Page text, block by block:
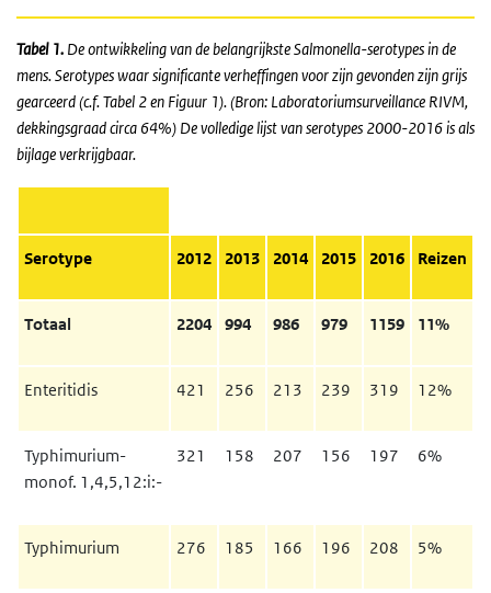
Tabel 1. De ontwikkeling van de belangrijksteSalmonella-serotypes in de
mens. Serotypes waar significante verheffingen voor zijn gevonden zijn grijs
gearceerd (c.f. Tabel 2 en Figuur 1). (Bron: Laboratoriumsurveillance RIVM,
dekkingsgraad circa 64%) De volledige lijst van serotypes 2000-2016 is als
bijlage verkrijgbaar.
Serotype 2012 2013 2014 2015 2016 Reizen
Totaal 2204 994 986 979 1159 11%
Enteritidis 421 256 213 239 319 12%
Typhimurium-
monof. 1,4,5,12:i:-
321 158 207 156 197 6%
Typhimurium 276 185 166 196 208 5%